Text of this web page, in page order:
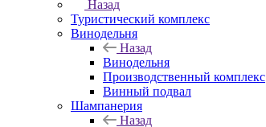
Назад
Туристический комплекс
Винодельня
Назад
Винодельня
Производственный комплекс
Винный подвал
Шампанерия
Назад